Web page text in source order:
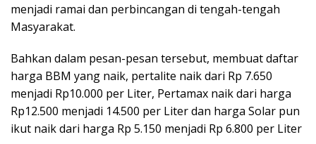
menjadi ramai dan perbincangan di tengah-tengah
Masyarakat.
Bahkan dalam pesan-pesan tersebut, membuat daftar
harga BBM yang naik, pertalite naik dari Rp 7.650
menjadi Rp10.000 per Liter, Pertamax naik dari harga
Rp12.500 menjadi 14.500 per Liter dan harga Solar pun
ikut naik dari harga Rp 5.150 menjadi Rp 6.800 per Liter